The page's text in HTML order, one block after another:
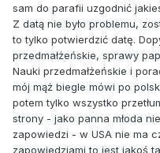
sam do parafii uzgodnić
Z datą nie było problemu,
to tylko potwierdzić datę.
przedmałżeńskie, sprawy
Nauki przedmałżeńskie i
mój mąż biegle mówi po
potem tylko wszystko
strony - jako panna młoda
zapowiedzi - w USA nie ma
zapowiedziami to jest jakoś